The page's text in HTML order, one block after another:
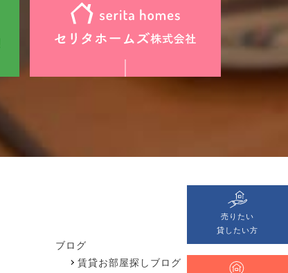
売りたい
貸したい方
ブログ
賃貸お部屋探しブログ